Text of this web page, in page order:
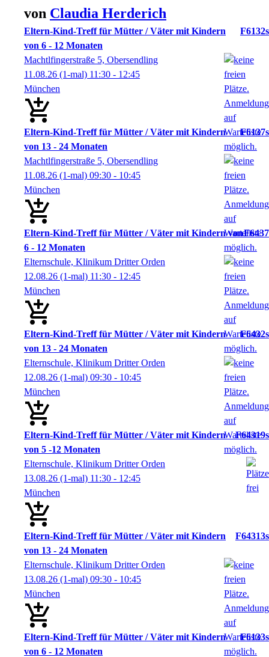
von Claudia Herderich
Eltern-Kind-Treff für Mütter / Väter mit Kindern
von 6 - 12 Monaten
F6132s
Machtlfingerstraße 5, Obersendling
11.08.26 (1-mal) 11:30 - 12:45
München
Eltern-Kind-Treff für Mütter / Väter mit Kindern
von 13 - 24 Monaten
F6137s
Machtlfingerstraße 5, Obersendling
11.08.26 (1-mal) 09:30 - 10:45
München
Eltern-Kind-Treff für Mütter / Väter mit Kindern von
6 - 12 Monaten
F6437
Elternschule, Klinikum Dritter Orden
12.08.26 (1-mal) 11:30 - 12:45
München
Eltern-Kind-Treff für Mütter / Väter mit Kindern
von 13 - 24 Monaten
F6432s
Elternschule, Klinikum Dritter Orden
12.08.26 (1-mal) 09:30 - 10:45
München
Eltern-Kind-Treff für Mütter / Väter mit Kindern
von 5 -12 Monaten
F64319s
Elternschule, Klinikum Dritter Orden
13.08.26 (1-mal) 11:30 - 12:45
München
Eltern-Kind-Treff für Mütter / Väter mit Kindern
von 13 - 24 Monaten
F64313s
Elternschule, Klinikum Dritter Orden
13.08.26 (1-mal) 09:30 - 10:45
München
Eltern-Kind-Treff für Mütter / Väter mit Kindern
von 6 - 12 Monaten
F6133s